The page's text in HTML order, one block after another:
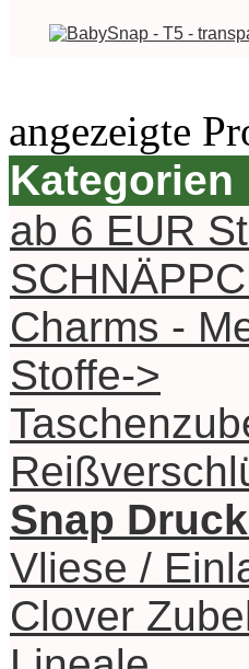
angezeigte
Kategorien
ab 6 EUR
Charms -
Stoffe->
Snap
Vliese /
Clover